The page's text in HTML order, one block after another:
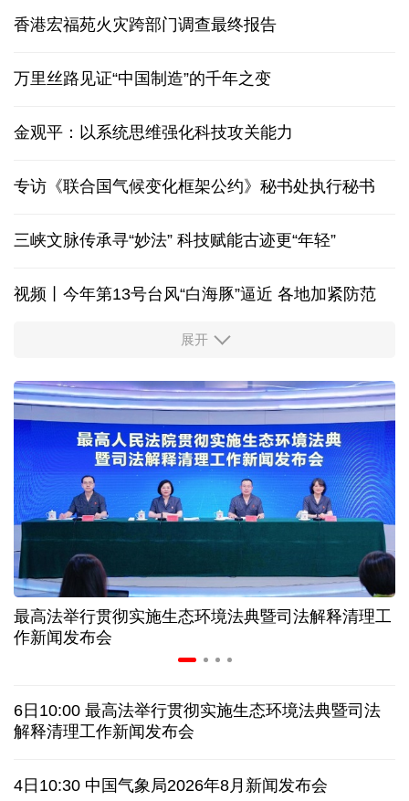
香港宏福苑火灾跨部门调查最终报告
万里丝路见证“中国制造”的千年之变
金观平：以系统思维强化科技攻关能力
专访《联合国气候变化框架公约》秘书处执行秘书
三峡文脉传承寻“妙法” 科技赋能古迹更“年轻”
视频丨今年第13号台风“白海豚”逼近 各地加紧防范
柔性制造，高效匹配差异化需求
高温下用电负荷创新高 解码今夏的清凉底气
活力中国调研行丨弯道超车 如何“皖”美提速
7月份中国仓储指数保持扩张 行业运行韧性较强
小球赛撬动大消费 体育赛事激活城市发展新动能
“电影+文旅”深度融合 光影经济撬动暑期消费新蓝海
俄黑客称获取北约直接参与袭击俄领土证据
全球媒体聚焦︱外媒：美国劳动力市场正在走弱
展开
最高法举行贯彻实施生态环境法典暨司法解释清理工
作新闻发布会
6日10:00 最高法举行贯彻实施生态环境法典暨司法
解释清理工作新闻发布会
4日10:30 中国气象局2026年8月新闻发布会